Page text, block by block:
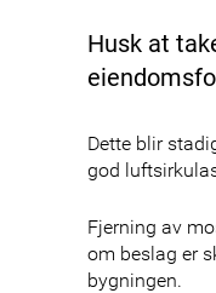
Husk at
Dette blir
god
Fjerning av
om beslag er
bygningen.